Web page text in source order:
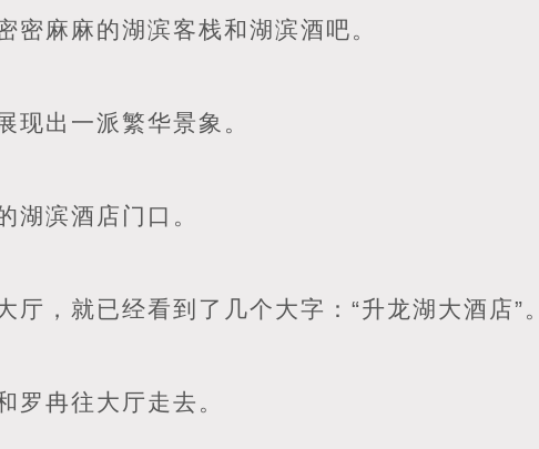
密麻麻的湖滨客栈和湖滨酒吧。
现出一派繁华景象。
湖滨酒店门口。
，就已经看到了几个大字：“升龙湖大酒店”。
罗冉往大厅走去。